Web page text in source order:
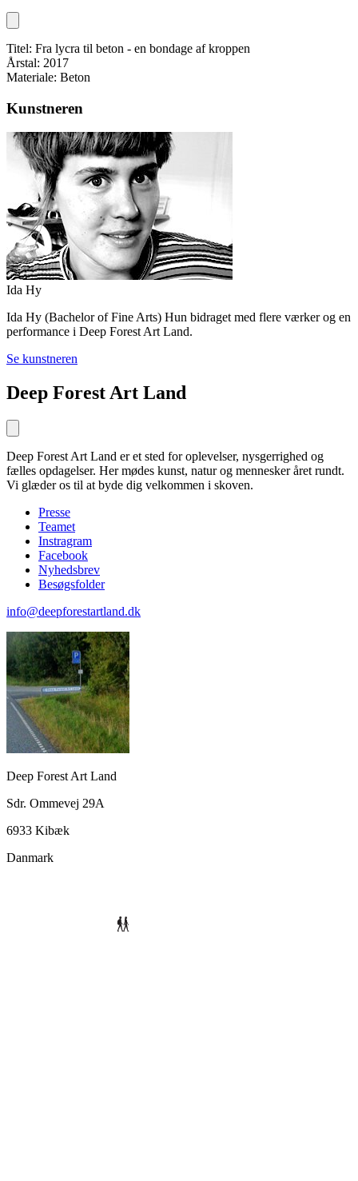
Titel: Fra lycra til beton - en bondage af kroppen
Årstal: 2017
Materiale: Beton
Kunstneren
Ida Hy
Ida Hy (Bachelor of Fine Arts) Hun bidraget med flere værker og en
performance i Deep Forest Art Land.
Se kunstneren
Deep Forest Art Land
Deep Forest Art Land er et sted for oplevelser, nysgerrighed og
fælles opdagelser. Her mødes kunst, natur og mennesker året rundt.
Vi glæder os til at byde dig velkommen i skoven.
Presse
Teamet
Instragram
Facebook
Nyhedsbrev
Besøgsfolder
info@deepforestartland.dk
Deep Forest Art Land
Sdr. Ommevej 29A
6933 Kibæk
Danmark